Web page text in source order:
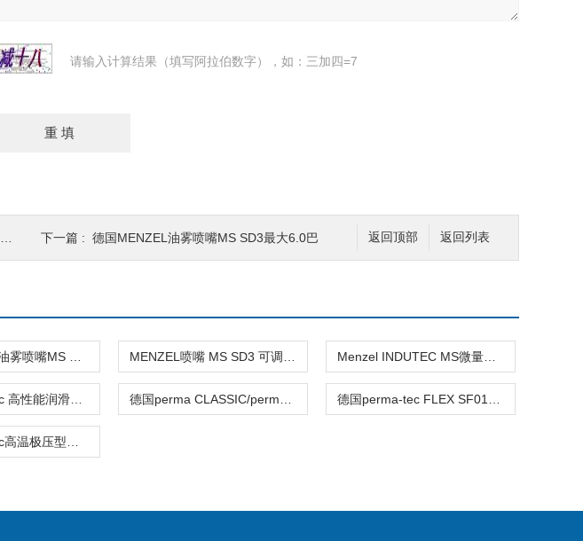
请输入计算结果（填写阿拉伯数字），如：三加四=7
返回列表
返回顶部
下一篇 : 德国MENZEL油雾喷嘴MS SD3最大6.0巴